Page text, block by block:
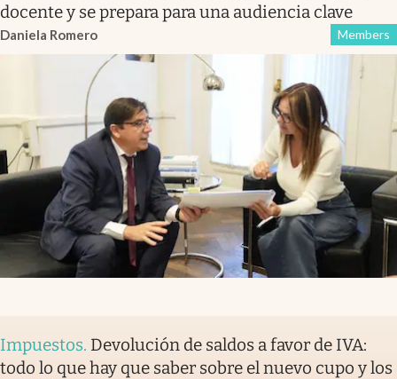
docente y se prepara para una audiencia clave
Daniela Romero Members
Impuestos. Devolución de saldos a favor de IVA:
todo lo que hay que saber sobre el nuevo cupo y los